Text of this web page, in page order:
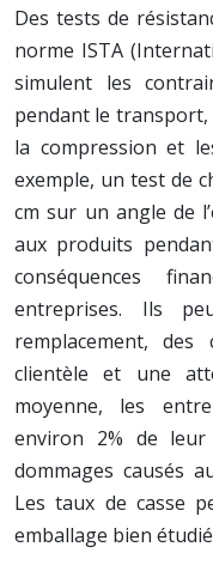
Des tests de
norme ISTA
simulent les
pendant le transport,
la compression et
exemple, un test de
cm sur un angle de
aux produits
conséquences
entreprises. Ils
remplacement,
clientèle et une
moyenne, les
environ 2% de leur
dommages causés
Les taux de casse
emballage bien